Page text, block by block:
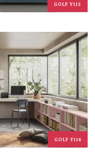
GOLF Y115
GOLF Y114